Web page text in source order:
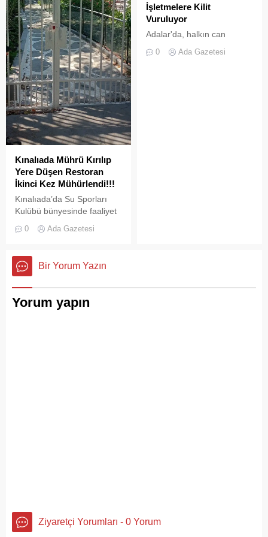
ilkemiz ve en önemlisi basın
meslek etiğinin gereği olan
“cevap hakkına”
duyduğumuz...
Kınalıada Mührü Kırılıp
Yere Düşen Restoran
İkinci Kez Mühürlendi!!!
Kınalıada’da Su Sporları
Kulübü bünyesinde faaliyet
gösteren bir restoran,
ruhsat usulsüzlüğü ve adres
Adalar Belediyesi tarafından
mühürlendi.
0 Ada Gazetesi
İşletmelere Kilit
Vuruluyor
Adalar'da, halkın can
haksız işgallerin önüne
0 Ada Gazetesi
Bir Yorum Yazın
Yorum yapın
Ziyaretçi Yorumları - 0 Yorum